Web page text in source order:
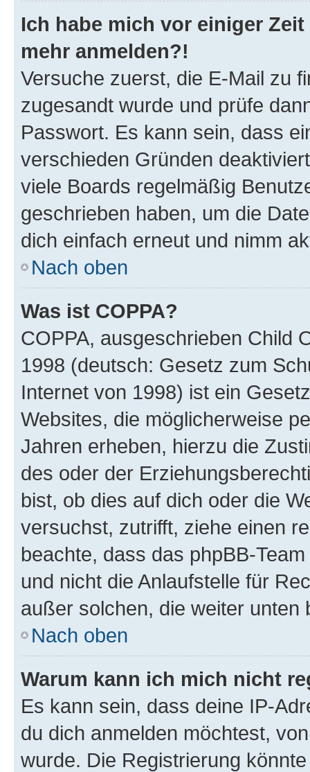
Ich habe mich vor einiger
mehr anmelden?!
Versuche zuerst, die E-Mail zu
zugesandt wurde und prüfe
Passwort. Es kann sein, dass
verschieden Gründen
viele Boards regelmäßig
geschrieben haben, um die
dich einfach erneut und nimm
Nach oben
Was ist COPPA?
COPPA, ausgeschrieben Child
1998 (deutsch: Gesetz zum
Internet von 1998) ist ein
Websites, die möglicherweise
Jahren erheben, hierzu die
des oder der
bist, ob dies auf dich oder die
versuchst, zutrifft, ziehe einen
beachte, dass das phpBB-
und nicht die Anlaufstelle für
außer solchen, die weiter unten
Nach oben
Warum kann ich mich nicht
Es kann sein, dass deine IP-
du dich anmelden möchtest,
wurde. Die Registrierung